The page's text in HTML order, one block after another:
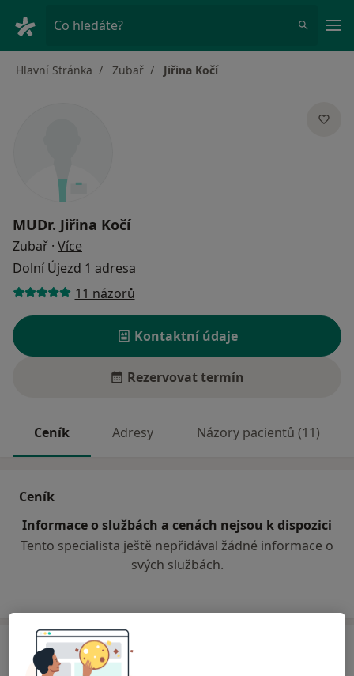
Co hledáte?
Hlavní Stránka Zubař Jiřina Kočí
MUDr. Jiřina Kočí
Zubař · Více
Dolní Újezd 1 adresa
11 názorů
Kontaktní údaje
Rezervovat termín
Ceník Adresy Názory pacientů (11)
Ceník
Informace o službách a cenách nejsou k dispozici
Tento specialista ještě nepřidával žádné informace o
svých službách.
Adresa